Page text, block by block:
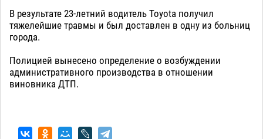
В результате 23-летний водитель Toyota получил
тяжелейшие травмы и был доставлен в одну из больниц
города.
Полицией вынесено определение о возбуждении
административного производства в отношении
виновника ДТП.